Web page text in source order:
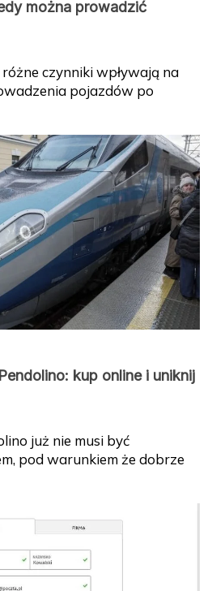
można prowadzić
czynniki wpływają na
pojazdów po
kup online i uniknij
już nie musi być
pod warunkiem że dobrze